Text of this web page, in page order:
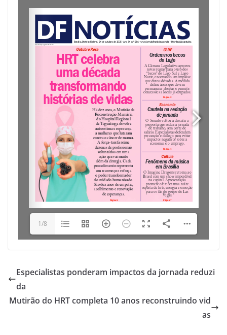
1/8
Especialistas ponderam impactos da jornada reduzi
da
Mutirão do HRT completa 10 anos reconstruindo vid
as